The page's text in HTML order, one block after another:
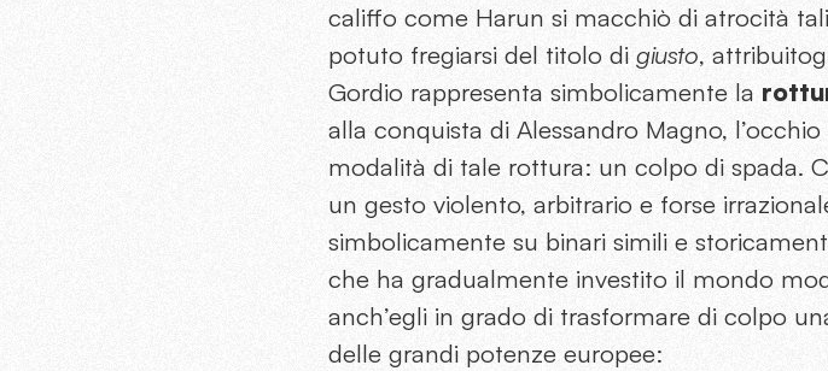
califfo come Harun si macchiò di atrocità
potuto fregiarsi del titolo di giusto,
Gordio rappresenta simbolicamente la
alla conquista di Alessandro Magno,
modalità di tale rottura: un colpo di spada.
un gesto violento, arbitrario e forse
simbolicamente su binari simili e
che ha gradualmente investito il mondo
anch’egli in grado di trasformare di colpo
delle grandi potenze europee: